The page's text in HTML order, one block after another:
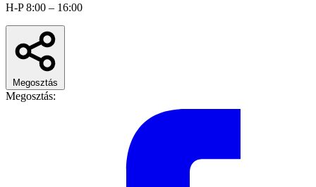
H-P 8:00 – 16:00
Megosztás
Megosztás: